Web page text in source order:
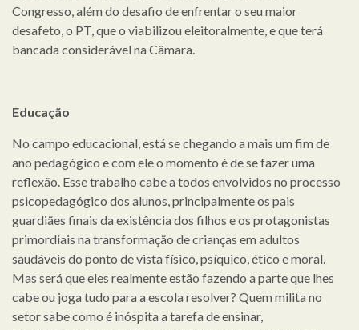
Congresso, além do desafio de enfrentar o seu maior
desafeto, o PT, que o viabilizou eleitoralmente, e que terá
bancada considerável na Câmara.
Educação
No campo educacional, está se chegando a mais um fim de
ano pedagógico e com ele o momento é de se fazer uma
reflexão. Esse trabalho cabe a todos envolvidos no processo
psicopedagógico dos alunos, principalmente os pais
guardiães finais da existência dos filhos e os protagonistas
primordiais na transformação de crianças em adultos
saudáveis do ponto de vista físico, psíquico, ético e moral.
Mas será que eles realmente estão fazendo a parte que lhes
cabe ou joga tudo para a escola resolver? Quem milita no
setor sabe como é inóspita a tarefa de ensinar,